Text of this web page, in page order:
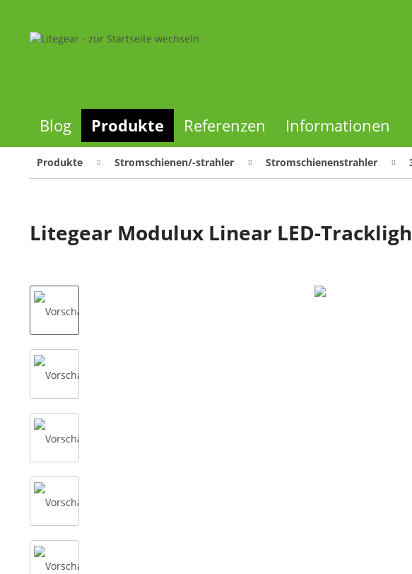
Blog Produkte Referenzen Informationen
Produkte Stromschienen/-strahler Stromschienenstrahler
Litegear Modulux Linear LED-